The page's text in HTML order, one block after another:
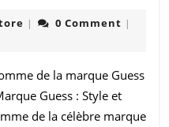
pour
optistore
| 0 Comment |
de la marque Guess
Guess : Style et
de la célèbre marque